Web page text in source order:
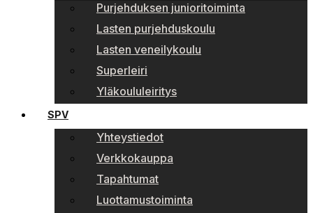
Purjehduksen junioritoiminta
Lasten purjehduskoulu
Lasten veneilykoulu
Superleiri
Yläkoululeiritys
SPV
Yhteystiedot
Verkkokauppa
Tapahtumat
Luottamustoiminta